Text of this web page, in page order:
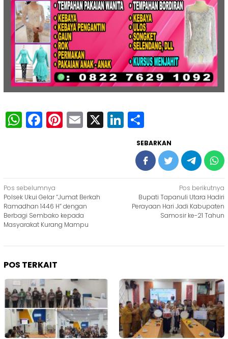
WhatsApp
Facebook
Pinterest
Email
X LinkedIn
SEBARKAN
Navigasi
pos
Pos sebelumnya
Polsek Ukui Gelar “Jumat Berkah
Ramadhan 1446 H” dengan
Berbagi Sembako kepada
Masyarakat Kurang Mampu
Pos berikutnya
Bupati Tapanuli Utara Hadiri
Perayaan Hari Jadi Kabupaten
Samosir ke-21 Tahun
POS TERKAIT